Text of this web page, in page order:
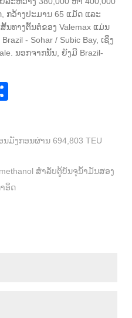
ກວ້າງປະມານ 65 ແມັດ ແລະ
ນທາງຕົ້ນຕໍຂອງ Valemax ແມ່ນ
- Sohar / Subic Bay, ເຊິ່ງ
ນອກຈາກນັ້ນ, ຍັງມີ Brazil-
ນມັງກອນຜ່ານ 694,803 TEU
ສໍາລັບຕູ້ບັນຈຸນໍ້າມັນສອງ
ອິດ